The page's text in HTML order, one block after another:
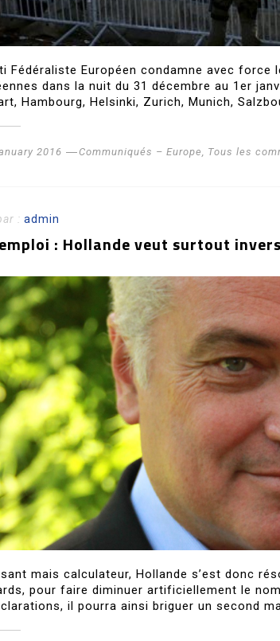
Fédéraliste Européen condamne avec
dans la nuit du 31 décembre au 1er
Hambourg, Helsinki, Zurich, Munich,
2016 Communiqués – Europe Tous les
: admin
: Hollande veut surtout
mais calculateur, Hollande s’est donc
pour faire diminuer artificiellement le
il pourra ainsi briguer un second